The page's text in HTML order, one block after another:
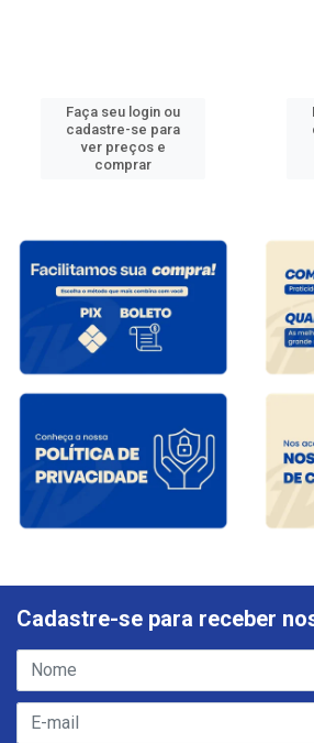
Faça seu login ou
cadastre-se para
ver preços e
comprar
Cadastre-se para receber